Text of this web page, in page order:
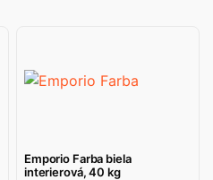
Emporio Farba biela
interierová, 40 kg